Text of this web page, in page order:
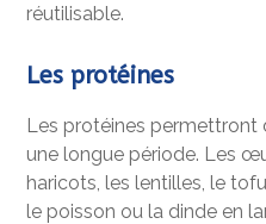
réutilisable.
Les protéines
Les protéines permettront
une longue période. Les
haricots, les lentilles, le
le poisson ou la dinde en